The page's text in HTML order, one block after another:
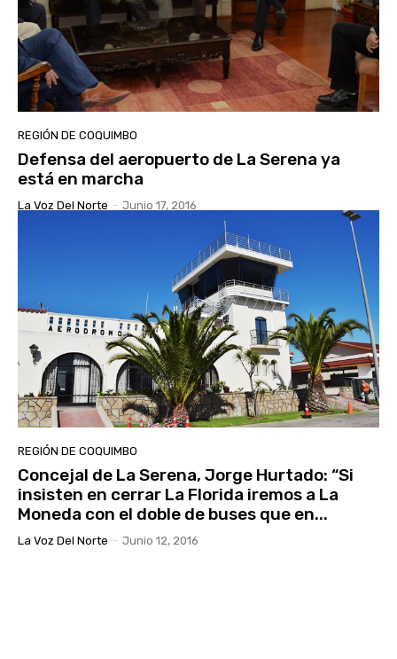
REGIÓN DE COQUIMBO
Defensa del aeropuerto de La Serena ya
está en marcha
La Voz Del Norte - Junio 17, 2016
REGIÓN DE COQUIMBO
Concejal de La Serena, Jorge Hurtado: “Si
insisten en cerrar La Florida iremos a La
Moneda con el doble de buses que en...
La Voz Del Norte - Junio 12, 2016